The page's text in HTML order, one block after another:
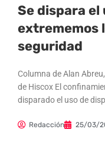
Se dispara el
extrememos
seguridad
Columna de Alan
de Hiscox El
disparado el uso de
Redacción 25/03/